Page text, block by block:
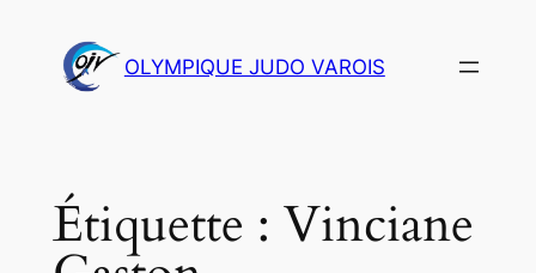
contenu
OLYMPIQUE JUDO VAROIS
Étiquette : Vinciane